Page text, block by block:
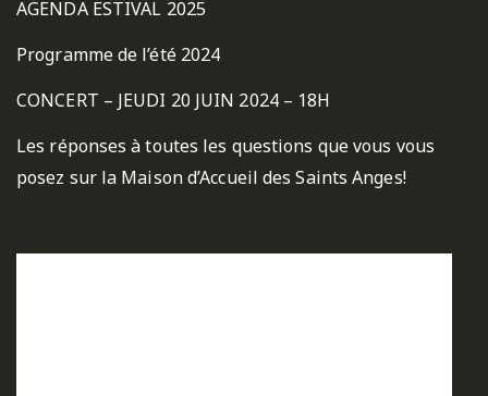
AGENDA ESTIVAL 2025
Programme de l’été 2024
CONCERT – JEUDI 20 JUIN 2024 – 18H
Les réponses à toutes les questions que vous vous
posez sur la Maison d’Accueil des Saints Anges!